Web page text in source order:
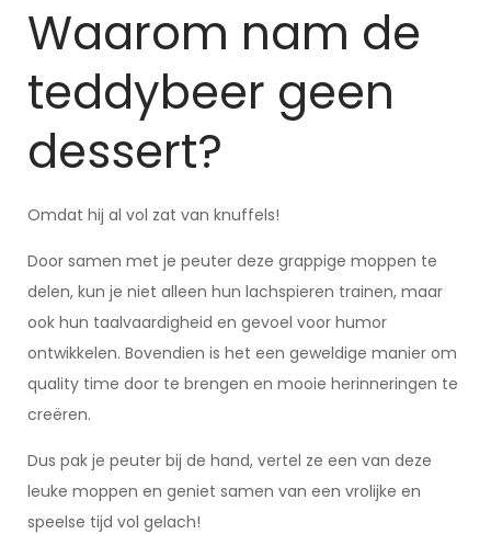
Waarom nam de
teddybeer geen
dessert?
Omdat hij al vol zat van knuffels!
Door samen met je peuter deze grappige moppen te
delen, kun je niet alleen hun lachspieren trainen, maar
ook hun taalvaardigheid en gevoel voor humor
ontwikkelen. Bovendien is het een geweldige manier om
quality time door te brengen en mooie herinneringen te
creëren.
Dus pak je peuter bij de hand, vertel ze een van deze
leuke moppen en geniet samen van een vrolijke en
speelse tijd vol gelach!